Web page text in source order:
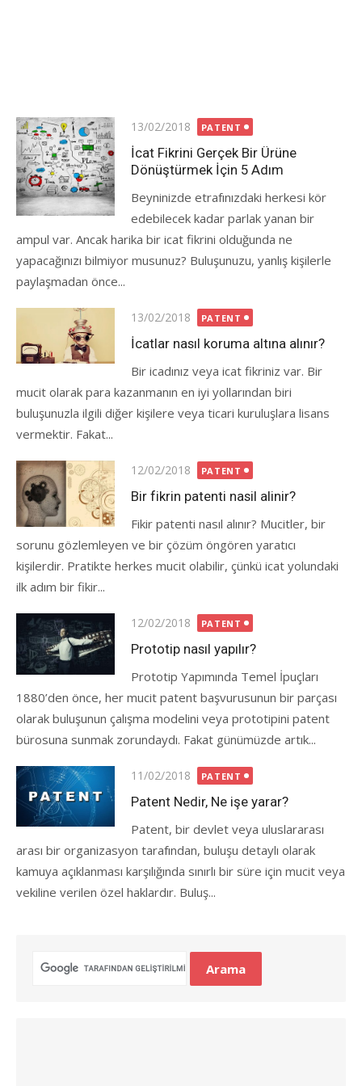
Posted
on
13/02/2018 PATENT
İcat Fikrini Gerçek Bir Ürüne
Dönüştürmek İçin 5 Adım
Beyninizde etrafınızdaki herkesi kör
edebilecek kadar parlak yanan bir
ampul var. Ancak harika bir icat fikrini olduğunda ne
yapacağınızı bilmiyor musunuz? Buluşunuzu, yanlış kişilerle
paylaşmadan önce...
Posted
on
13/02/2018 PATENT
İcatlar nasıl koruma altına alınır?
Bir icadınız veya icat fikriniz var. Bir
mucit olarak para kazanmanın en iyi yollarından biri
buluşunuzla ilgili diğer kişilere veya ticari kuruluşlara lisans
vermektir. Fakat...
Posted
on
12/02/2018 PATENT
Bir fikrin patenti nasil alinir?
Fikir patenti nasıl alınır? Mucitler, bir
sorunu gözlemleyen ve bir çözüm öngören yaratıcı
kişilerdir. Pratikte herkes mucit olabilir, çünkü icat yolundaki
ilk adım bir fikir...
Posted
on
12/02/2018 PATENT
Prototip nasıl yapılır?
Prototip Yapımında Temel İpuçları
1880’den önce, her mucit patent başvurusunun bir parçası
olarak buluşunun çalışma modelini veya prototipini patent
bürosuna sunmak zorundaydı. Fakat günümüzde artık...
Posted
on
11/02/2018 PATENT
Patent Nedir, Ne işe yarar?
Patent, bir devlet veya uluslararası
arası bir organizasyon tarafından, buluşu detaylı olarak
kamuya açıklanması karşılığında sınırlı bir süre için mucit veya
vekiline verilen özel haklardır. Buluş...